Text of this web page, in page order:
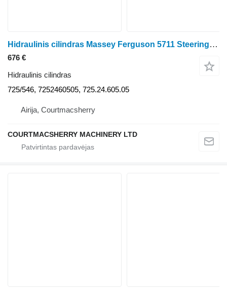
Hidraulinis cilindras Massey Ferguson 5711 Steering Cylinder Ram 725/546, 7252460505, 725.24.605.05 ratinio traktoriaus
676 €
Hidraulinis cilindras
725/546, 7252460505, 725.24.605.05
Airija, Courtmacsherry
COURTMACSHERRY MACHINERY LTD